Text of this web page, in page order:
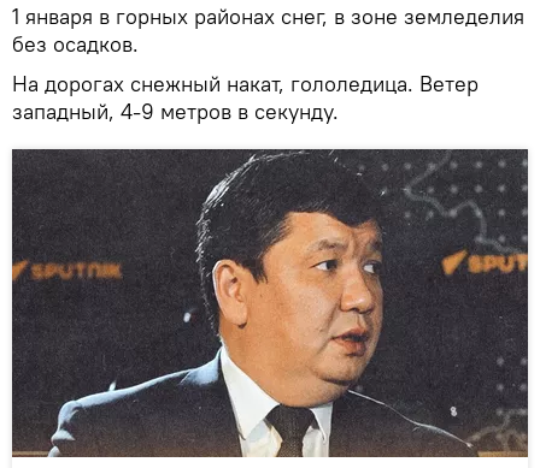
1 января в горных районах снег, в зоне земледелия
без осадков.
На дорогах снежный накат, гололедица. Ветер
западный, 4-9 метров в секунду.